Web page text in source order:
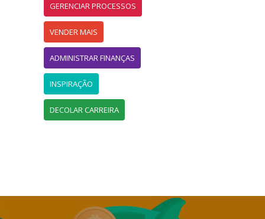
GERENCIAR PROCESSOS
VENDER MAIS
ADMINISTRAR FINANÇAS
INSPIRAÇÃO
DECOLAR CARREIRA